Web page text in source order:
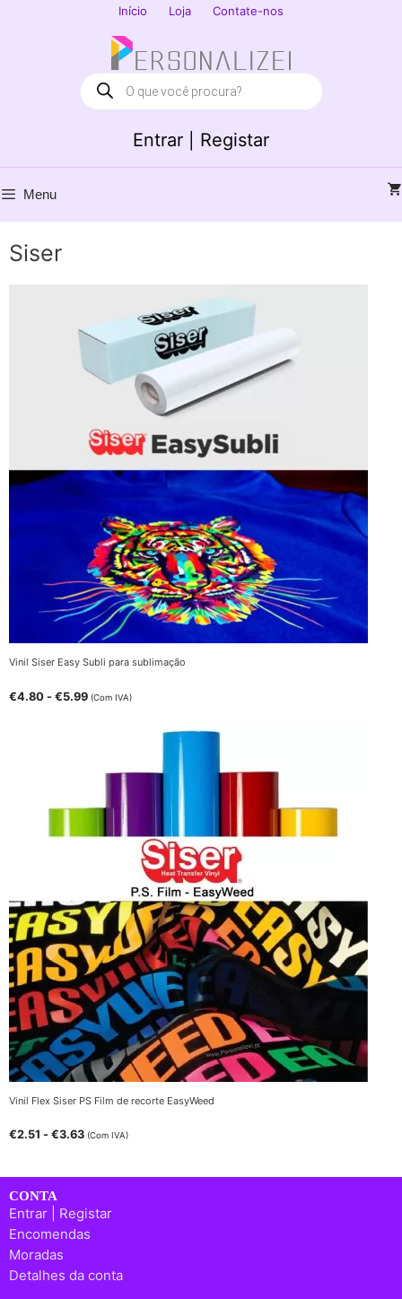
Início Loja Contate-nos
Entrar | Registar
Products
search
Menu
Siser
Vinil Siser Easy Subli para sublimação
€4.80 - €5.99 (Com IVA)
Vinil Flex Siser PS Film de recorte EasyWeed
€2.51 - €3.63 (Com IVA)
CONTA
Entrar | Registar
Encomendas
Moradas
Detalhes da conta